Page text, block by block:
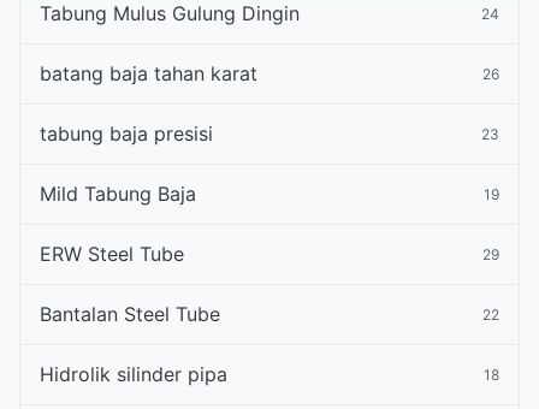
Tabung Mulus Gulung Dingin 24
batang baja tahan karat 26
tabung baja presisi 23
Mild Tabung Baja 19
ERW Steel Tube 29
Bantalan Steel Tube 22
Hidrolik silinder pipa 18